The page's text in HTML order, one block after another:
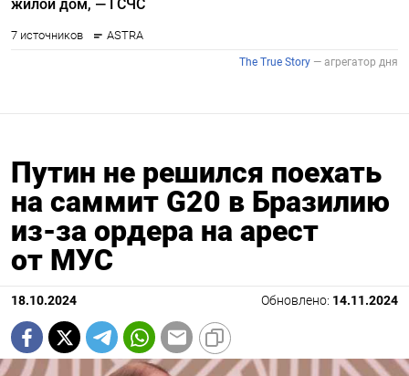
Путин не решился поехать
на саммит G20 в Бразилию
из-за ордера на арест
от МУС
18.10.2024 Обновлено: 14.11.2024